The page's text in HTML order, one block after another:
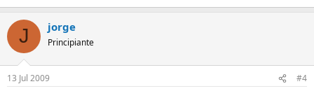
J jorge
Principiante
13 Jul 2009 #4